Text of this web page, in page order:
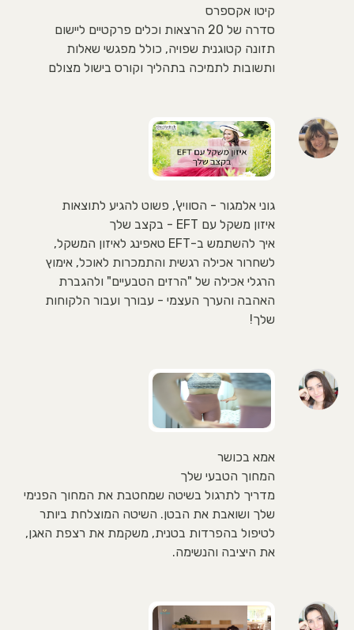
קיטו אקספרס
סדרה של 20 הרצאות וכלים פרקטיים ליישום
תזונה קטוגנית שפויה, כולל מפגשי שאלות
ותשובות לתמיכה בתהליך וקורס בישול מצולם
גוני אלמגור - הסוויץ', פשוט להגיע לתוצאות
איזון משקל עם EFT - בקצב שלך
איך להשתמש ב-EFT טאפינג לאיזון המשקל,
לשחרור אכילה רגשית והתמכרות לאוכל, אימוץ
הרגלי אכילה של "הרזים הטבעיים" ולהגברת
האהבה והערך העצמי - עבורך ועבור הלקוחות
שלך!
אמא בכושר
המחוך הטבעי שלך
מדריך לתרגול בשיטה שמחטבת את המחוך הפנימי
שלך ושואבת את הבטן. השיטה המוצלחת ביותר
לטיפול בהפרדות בטנית, משקמת את רצפת האגן,
את היציבה והנשימה.